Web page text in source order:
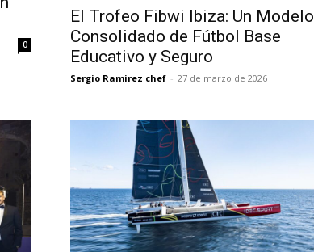
0
El Trofeo Fibwi Ibiza: Un Modelo
Consolidado de Fútbol Base
Educativo y Seguro
Sergio Ramirez chef - 27 de marzo de 2026